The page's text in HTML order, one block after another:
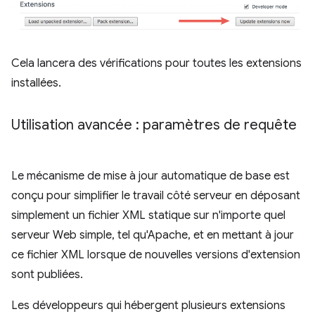
Cela lancera des vérifications pour toutes les extensions
installées.
Utilisation avancée : paramètres de requête
Le mécanisme de mise à jour automatique de base est
conçu pour simplifier le travail côté serveur en déposant
simplement un fichier XML statique sur n'importe quel
serveur Web simple, tel qu'Apache, et en mettant à jour
ce fichier XML lorsque de nouvelles versions d'extension
sont publiées.
Les développeurs qui hébergent plusieurs extensions